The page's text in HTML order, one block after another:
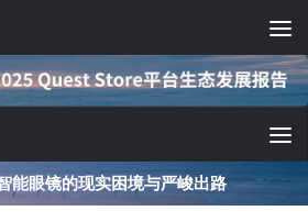
能眼镜的现实困境与严峻出路